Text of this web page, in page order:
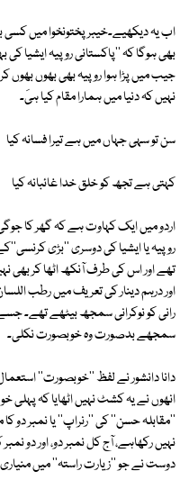
اب یہ دیکھیے۔خیبر پختونخوا میں کسی
بھی ہوگا کہ ''پاکستانی روپیہ ایشیا
جیب میں پڑا ہوا روپیہ بھی بھوں بھوں
نہیں کہ دنیا میں ہمارا مقام کیا ہیَ۔
سن تو سہی جہاں میں ہے تیرا فسانہ کیا
کہتی ہے تجھ کو خلق خدا غائبانہ کیا
اردو میں ایک کہاوت ہے کہ گھر کا
روپیہ یا ایشیا کی دوسری ''بڑی
تھے اور اس کی طرف آنکھ اٹھا کر بھی
اور درہم دینار کی تعریف میں رطب
رانی کو نوکرانی سمجھ بیٹھے تھے۔
سمجھے بدصورت وہ خوبصورت نکلی۔
دانا دانشور نے لفظ ''خوبصورت''
انھوں نے یہ کشٹ نہیں اٹھایا کہ پہلی
''مقابلہ حسن'' کی ''رنراپ'' یا نمبر دو کا
نہیں رکھاہے، آج کل نمبر دو، اور دو
دوست نے جو ''زیارت راستہ'' میں